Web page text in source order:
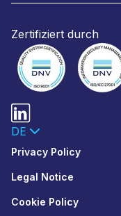
Zertifiziert durch
DE
Privacy Policy
Legal Notice
Cookie Policy